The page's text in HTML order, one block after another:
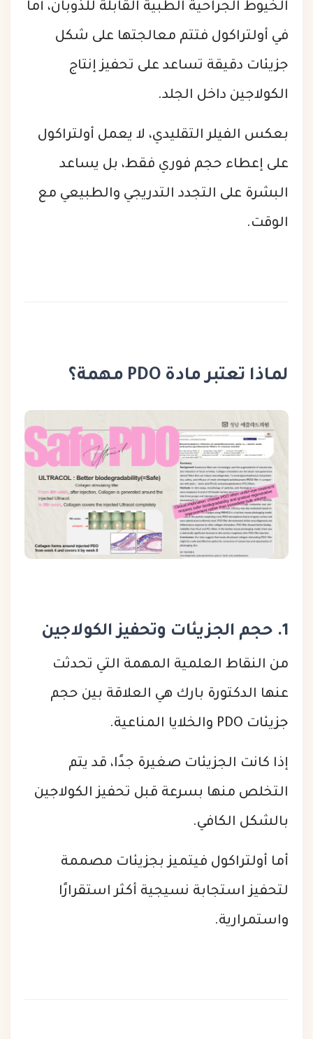
الخيوط الجراحية الطبية القابلة للذوبان، أما
في أولتراكول فتتم معالجتها على شكل
جزيئات دقيقة تساعد على تحفيز إنتاج
الكولاجين داخل الجلد.
بعكس الفيلر التقليدي، لا يعمل أولتراكول
على إعطاء حجم فوري فقط، بل يساعد
البشرة على التجدد التدريجي والطبيعي مع
الوقت.
لماذا تعتبر مادة PDO مهمة؟
1. حجم الجزيئات وتحفيز الكولاجين
من النقاط العلمية المهمة التي تحدثت
عنها الدكتورة بارك هي العلاقة بين حجم
جزيئات PDO والخلايا المناعية.
إذا كانت الجزيئات صغيرة جدًا، قد يتم
التخلص منها بسرعة قبل تحفيز الكولاجين
بالشكل الكافي.
أما أولتراكول فيتميز بجزيئات مصممة
لتحفيز استجابة نسيجية أكثر استقرارًا
واستمرارية.